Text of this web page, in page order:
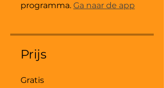
programma. Ga naar de app
Prijs
Gratis